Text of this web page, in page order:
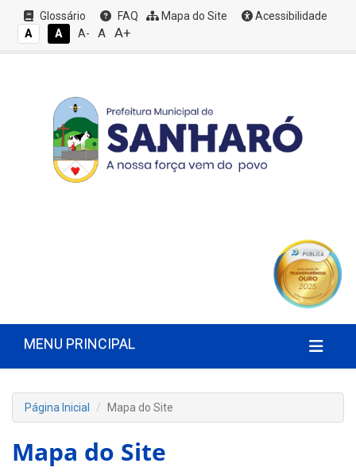
Glossário FAQ Mapa do Site
Acessibilidade
A
A A- A A+
MENU PRINCIPAL
Página Inicial Mapa do Site
Mapa do Site